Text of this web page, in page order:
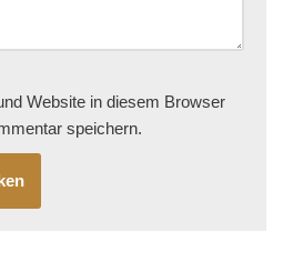
Website in diesem Browser
speichern.